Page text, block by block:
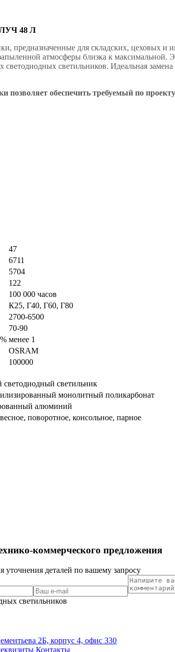
ЛУЧ 48 Л
предназначенные для складских, цеховых
атмосферы близка к максимальной.
светодиодных светильников. Идеальная
позволяет обеспечить требуемый по
47
6711
5704
122
100 000 часов
К25, Г40, Г60, Г80
2700-6500
70-90
менее 1
OSRAM
100000
светильник
монолитный поликарбонат
алюминий
поворотное, консольное, парное
коммерческого предложения
деталей по вашему запросу
светильников
2Б, корпус 4, офис 330
Контакты